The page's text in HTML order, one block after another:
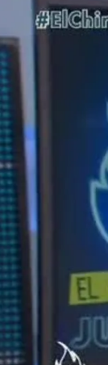
mega
madrid
Publicado: 12 de
Laura Gadea